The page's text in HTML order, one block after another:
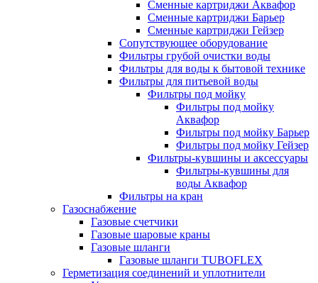
Сменные картриджи Аквафор
Сменные картриджи Барьер
Сменные картриджи Гейзер
Сопутствующее оборудование
Фильтры грубой очистки воды
Фильтры для воды к бытовой технике
Фильтры для питьевой воды
Фильтры под мойку
Фильтры под мойку
Аквафор
Фильтры под мойку Барьер
Фильтры под мойку Гейзер
Фильтры-кувшины и аксессуары
Фильтры-кувшины для
воды Аквафор
Фильтры на кран
Газоснабжение
Газовые счетчики
Газовые шаровые краны
Газовые шланги
Газовые шланги TUBOFLEX
Герметизация соединений и уплотнители